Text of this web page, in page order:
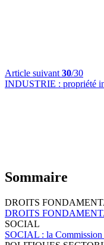
Article suivant 30/30
INDUSTRIE : propriété
Sommaire
DROITS
DROITS
SOCIAL
SOCIAL : la Commission